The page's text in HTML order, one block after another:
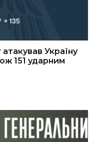
Україну
151 ударним